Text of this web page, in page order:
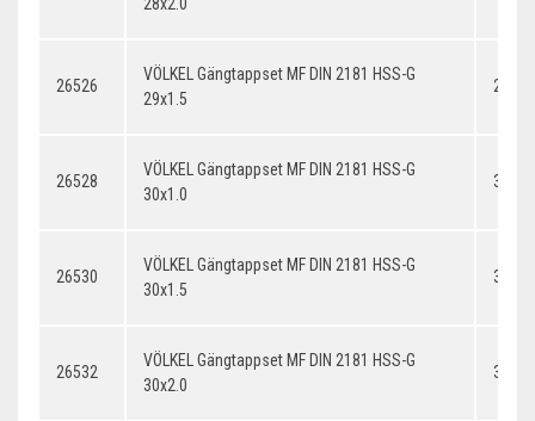
26526
VÖLKEL Gängtappset MF DIN 2181 HSS-G
29x1.5
26528
VÖLKEL Gängtappset MF DIN 2181 HSS-G
30x1.0
26530
VÖLKEL Gängtappset MF DIN 2181 HSS-G
30x1.5
26532
VÖLKEL Gängtappset MF DIN 2181 HSS-G
30x2.0